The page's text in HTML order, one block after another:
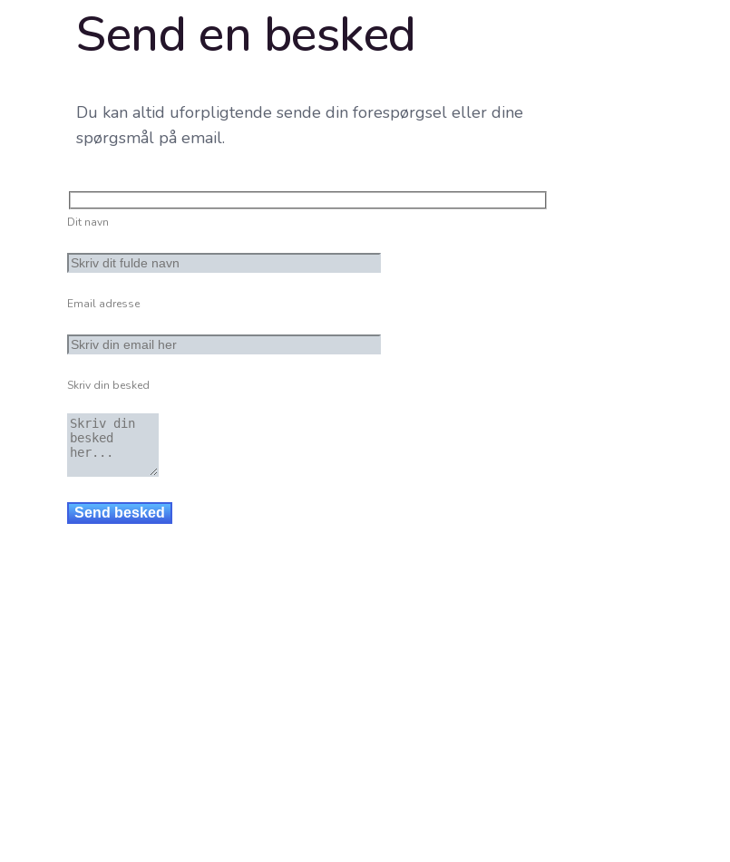
Send en besked
Du kan altid uforpligtende sende din forespørgsel eller dine
spørgsmål på email.
Dit navn
Email adresse
Skriv din besked